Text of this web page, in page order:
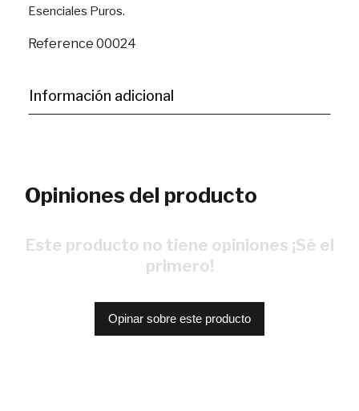
Esenciales Puros.
Reference 00024
Información adicional
Opiniones del producto
Este producto no tiene opiniones ¡Sé el
primero!
Opinar sobre este producto